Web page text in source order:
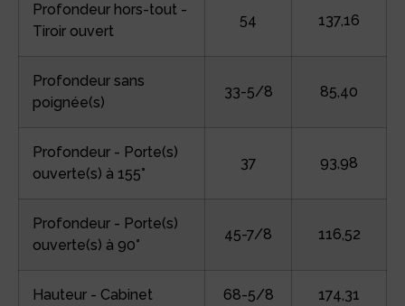
Profondeur hors-tout -
Tiroir ouvert
54 137,16
Profondeur sans
poignée(s)
33-5/8 85,40
Profondeur - Porte(s)
ouverte(s) à 155°
37 93,98
Profondeur - Porte(s)
ouverte(s) à 90°
45-7/8 116,52
Hauteur - Cabinet 68-5/8 174,31